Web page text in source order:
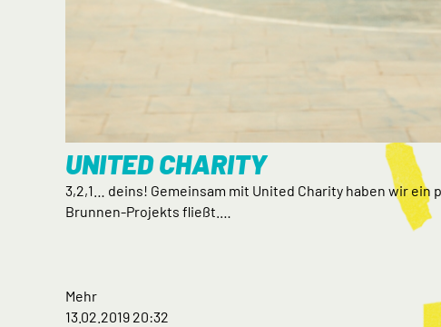
UNITED CHARITY
3,2,1… deins! Gemeinsam mit United Charity haben wir
Brunnen-Projekts fließt.…
Mehr
13.02.2019 20:32